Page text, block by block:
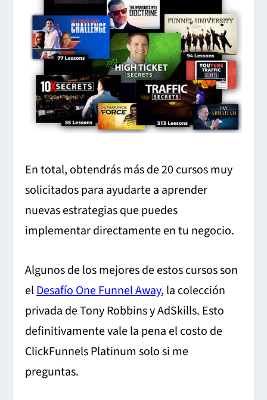
En total, obtendrás más de 20 cursos muy
solicitados para ayudarte a aprender
nuevas estrategias que puedes
implementar directamente en tu negocio.
Algunos de los mejores de estos cursos son
elDesafío One Funnel Away, la colección
privada de Tony Robbins y AdSkills. Esto
definitivamente vale la pena el costo de
ClickFunnels Platinum solo si me
preguntas.